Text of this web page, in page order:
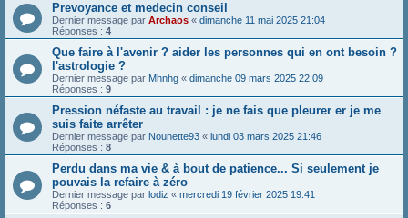
Prevoyance et medecin conseil
Dernier message par Archaos « dimanche 11 mai 2025 21:04
Réponses : 4
Que faire à l'avenir ? aider les personnes qui en ont besoin ?
l'astrologie ?
Dernier message par Mhnhg « dimanche 09 mars 2025 22:09
Réponses : 9
Pression néfaste au travail : je ne fais que pleurer er je me
suis faite arrêter
Dernier message par Nounette93 « lundi 03 mars 2025 21:46
Réponses : 8
Perdu dans ma vie & à bout de patience... Si seulement je
pouvais la refaire à zéro
Dernier message par lodiz « mercredi 19 février 2025 19:41
Réponses : 6